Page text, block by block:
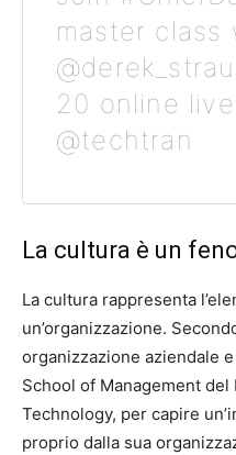
master class
20 online
@techtran
La cultura è un
La cultura rappresenta
un’organizzazione.
organizzazione aziendale
School of Management
Technology, per capire
proprio dalla sua